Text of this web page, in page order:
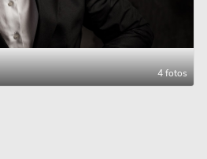
4 fotos